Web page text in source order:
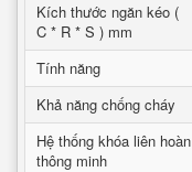
Kích thước ngăn kéo (
C * R * S ) mm
Tính năng
Khả năng chống cháy
Hệ thống khóa liên hoàn
thông minh